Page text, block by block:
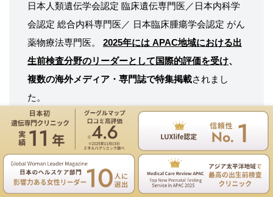
日本人類遺伝学会認定 臨床遺伝専門医／日本内科学
会認定 総合内科専門医／ 日本臨床腫瘍学会認定 がん
薬物療法専門医。 2025年には APAC地域における出
生前検査分野のリーダーとして国際的評価を受け、
複数の海外メディア・専門誌で特集掲載されまし
た。
仲田洋美の詳細プロフィールはこちら
遺伝専門医のNIPT遺伝カウンセリングは無料
お電話 ご予約